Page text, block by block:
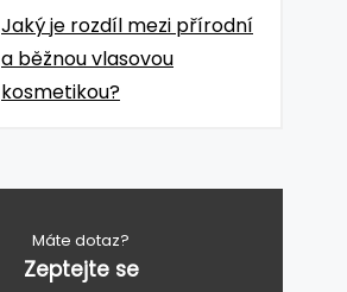
Jaký je rozdíl mezi přírodní
a běžnou vlasovou
kosmetikou?
Máte dotaz?
Zeptejte se